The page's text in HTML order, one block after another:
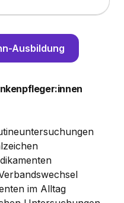
Ausbildung
im Alltag